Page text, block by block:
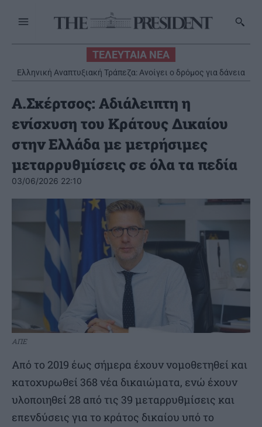
ΤΕΛΕΥΤΑΙΑ ΝΕΑ
Ελληνική Αναπτυξιακή Τράπεζα: Ανοίγει ο δρόμος για δάνεια
έως και 5 δισ. ευρώ στους μικρομεσαίους
Α.Σκέρτσος: Αδιάλειπτη η
ενίσχυση του Κράτους Δικαίου
στην Ελλάδα με μετρήσιμες
μεταρρυθμίσεις σε όλα τα πεδία
03/06/2026 22:10
ΑΠΕ
Από το 2019 έως σήμερα έχουν νομοθετηθεί και
κατοχυρωθεί 368 νέα δικαιώματα, ενώ έχουν
υλοποιηθεί 28 από τις 39 μεταρρυθμίσεις και
επενδύσεις για το κράτος δικαίου υπό το